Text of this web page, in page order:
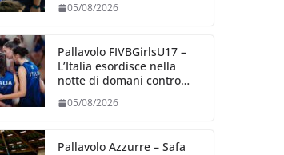
capacità”
05/08/2026
Pallavolo FIVBGirlsU17 –
L’Italia esordisce nella
notte di domani contro
05/08/2026
Pallavolo Azzurre – Safa